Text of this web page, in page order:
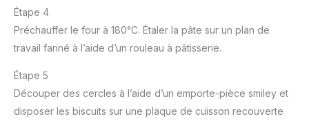
Étape 4
Préchauffer le four à 180°C. Étaler la pâte sur un plan de
travail fariné à l’aide d’un rouleau à pâtisserie.
Étape 5
Découper des cercles à l’aide d’un emporte-pièce smiley et
disposer les biscuits sur une plaque de cuisson recouverte